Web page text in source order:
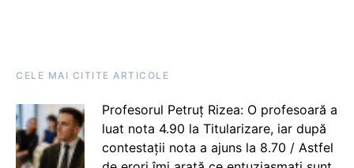
CELE MAI CITITE ARTICOLE
Profesorul Petruț Rizea: O profesoară a
luat nota 4.90 la Titularizare, iar după
contestații nota a ajuns la 8.70 / Astfel